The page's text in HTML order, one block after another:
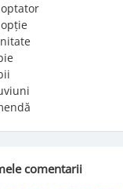
comentarii